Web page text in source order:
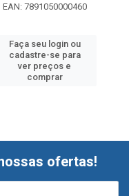
EAN: 7891050000460
Faça seu login ou
cadastre-se para
ver preços e
comprar
ofertas!